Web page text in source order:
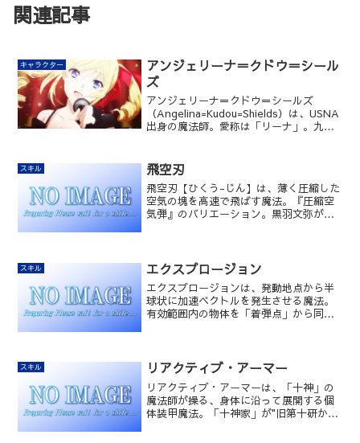
関連記事
キャラクター
アンジェリーナ＝クドウ＝シール
ズ
アンジェリーナ＝クドウ＝シールズ
（Angelina=Kudou=Shields）は、USNA
出身の魔法師。愛称は「リーナ」。九島
りと、とにかく忙しい少女。
スキル 飛空刃
飛空刃【ひくう-じん】は、薄く圧縮した
空気の塊を高速で飛ばす魔法。『圧縮空
気弾』のバリエーション。黒羽文弥が使
スキル エクスプロージョン
エクスプロージョンは、発動地点から半
球状に加速ベクトルを発生させる魔法。
有効範囲内の物体を「着弾点」から同じ
スキル リアクティブ・アーマー
リアクティブ・アーマーは、「十神」の
魔法師が操る、身体に沿って展開する個
体装甲魔法。「十神家」が"旧第十研から